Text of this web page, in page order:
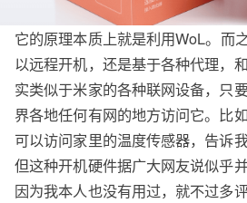
它的原理本质上就是利用WoL。而
以远程开机，还是基于各种代理，
实类似于米家的各种联网设备，只
界各地任何有网的地方访问它。比
可以访问家里的温度传感器，告诉
但这种开机硬件据广大网友说似乎
因为我本人也没有用过，就不过多评